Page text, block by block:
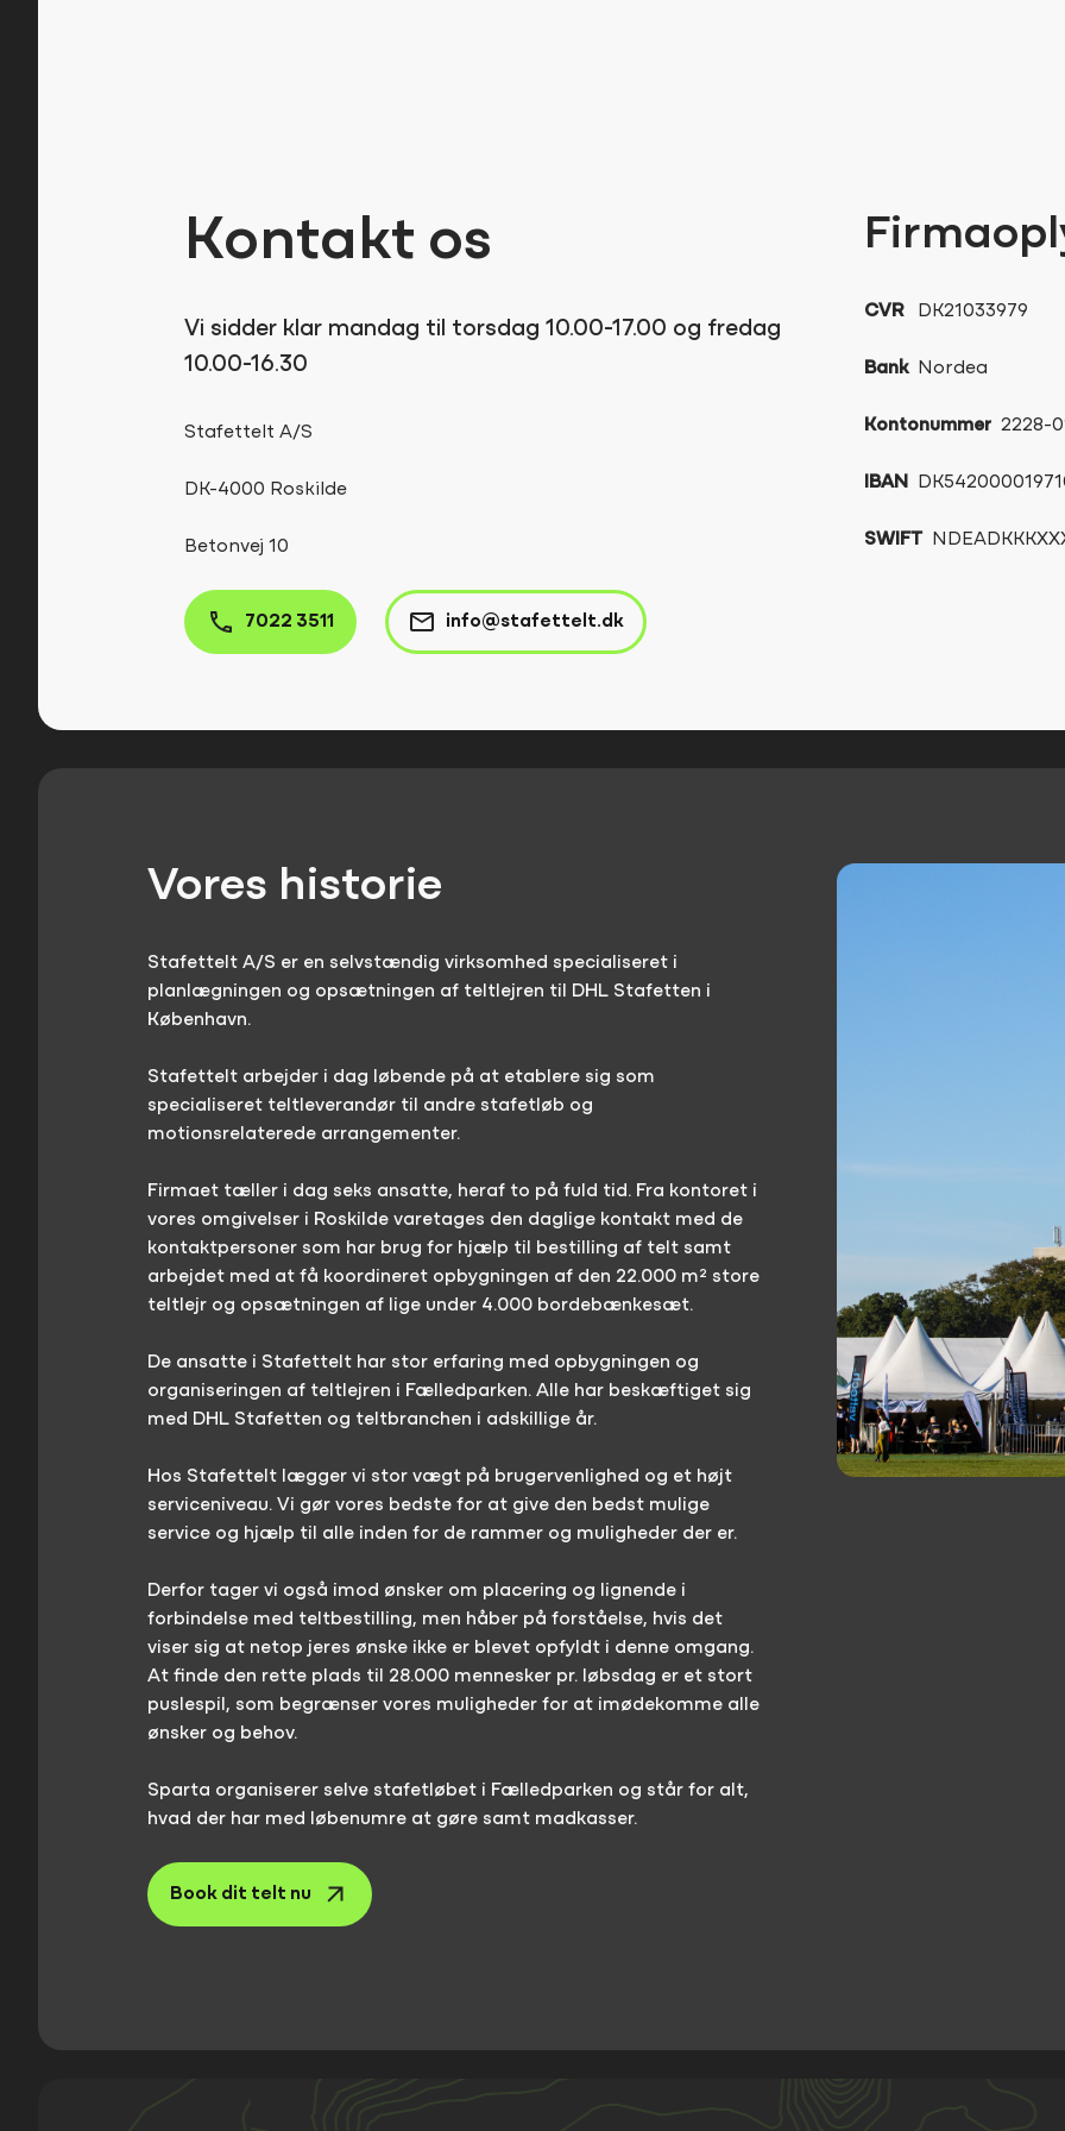
Kontakt os
Vi sidder klar mandag til torsdag 10.00-17.00 og fredag
10.00-16.30
Stafettelt A/S
DK-4000 Roskilde
Betonvej 10
7022 3511 info@stafettelt.dk
CVRDK21033979
BankNordea
Kontonummer 2228-
IBAN
SWIFT
Vores historie
Stafettelt A/S er en selvstændig virksomhed specialiseret i
planlægningen og opsætningen af teltlejren til DHL Stafetten i
København.
Stafettelt arbejder i dag løbende på at etablere sig som
specialiseret teltleverandør til andre stafetløb og
motionsrelaterede arrangementer.
Firmaet tæller i dag seks ansatte, heraf to på fuld tid. Fra kontoret i
vores omgivelser i Roskilde varetages den daglige kontakt med de
kontaktpersoner som har brug for hjælp til bestilling af telt samt
arbejdet med at få koordineret opbygningen af den 22.000 m² store
teltlejr og opsætningen af lige under 4.000 bordebænkesæt.
De ansatte i Stafettelt har stor erfaring med opbygningen og
organiseringen af teltlejren i Fælledparken. Alle har beskæftiget sig
med DHL Stafetten og teltbranchen i adskillige år.
Hos Stafettelt lægger vi stor vægt på brugervenlighed og et højt
serviceniveau. Vi gør vores bedste for at give den bedst mulige
service og hjælp til alle inden for de rammer og muligheder der er.
Derfor tager vi også imod ønsker om placering og lignende i
forbindelse med teltbestilling, men håber på forståelse, hvis det
viser sig at netop jeres ønske ikke er blevet opfyldt i denne omgang.
At finde den rette plads til 28.000 mennesker pr. løbsdag er et stort
puslespil, som begrænser vores muligheder for at imødekomme alle
ønsker og behov.
Sparta organiserer selve stafetløbet i Fælledparken og står for alt,
hvad der har med løbenumre at gøre samt madkasser.
Book dit telt nu